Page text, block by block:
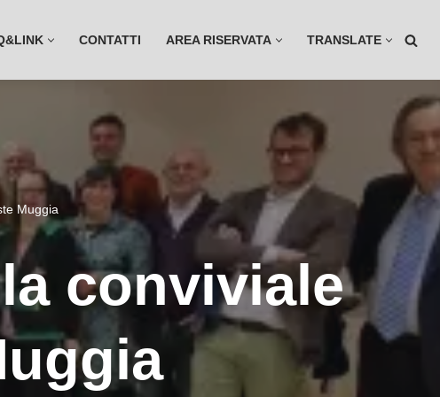
CONTATTI AREA RISERVATA TRANSLATE
Muggia
conviviale